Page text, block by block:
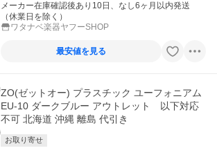
メーカー在庫確認後あり10日、なし6ヶ月以内発送
（休業日を除く）
ワタナベ楽器ヤフーSHOP
最安値を見る
ZO(ゼットオー) プラスチック ユーフォニアム
EU-10 ダークブルー アウトレット 以下対応
不可 北海道 沖縄 離島 代引き
お取り寄せ